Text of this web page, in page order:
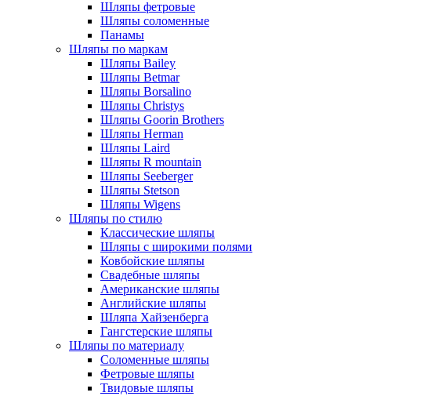
Шляпы фетровые
Шляпы соломенные
Панамы
Шляпы по маркам
Шляпы Bailey
Шляпы Betmar
Шляпы Borsalino
Шляпы Christys
Шляпы Goorin Brothers
Шляпы Herman
Шляпы Laird
Шляпы R mountain
Шляпы Seeberger
Шляпы Stetson
Шляпы Wigens
Шляпы по стилю
Классические шляпы
Шляпы с широкими полями
Ковбойские шляпы
Свадебные шляпы
Американские шляпы
Английские шляпы
Шляпа Хайзенберга
Гангстерские шляпы
Шляпы по материалу
Соломенные шляпы
Фетровые шляпы
Твидовые шляпы